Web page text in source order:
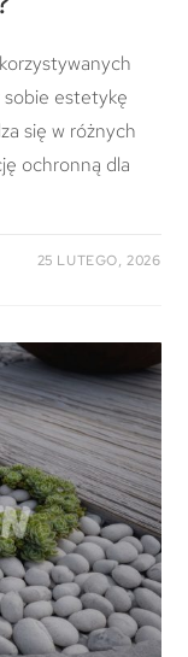
sobie estetykę
się w różnych
ochronną dla
25 LUTEGO, 2026